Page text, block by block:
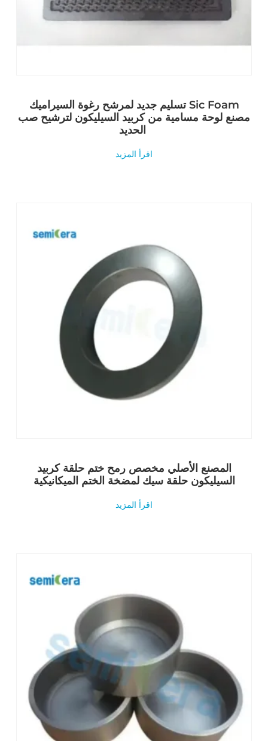
تسليم جديد لمرشح رغوة السيراميك Sic Foam
مصنع لوحة مسامية من كربيد السيليكون لترشيح صب
اقرأ المزيد
المصنع الأصلي مخصص رمح ختم حلقة كربيد
السيليكون حلقة سيك لمضخة الختم الميكانيكية
اقرأ المزيد